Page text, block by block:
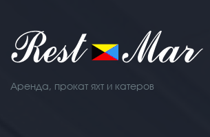
Аренда, прокат яхт и катеров